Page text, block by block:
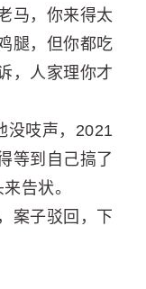
马，你来得太
腿，但你都吃
，人家理你才
没吱声，2021
等到自己搞了
告状。
案子驳回，下